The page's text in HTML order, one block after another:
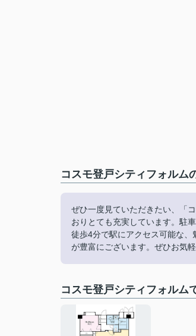
コスモ登戸シティフォルム
ぜひ一度見ていただきたい、「
おりとても充実しています。駐
徒歩4分で駅にアクセス可能な
が豊富にございます。ぜひお気
コスモ登戸シティフォルム